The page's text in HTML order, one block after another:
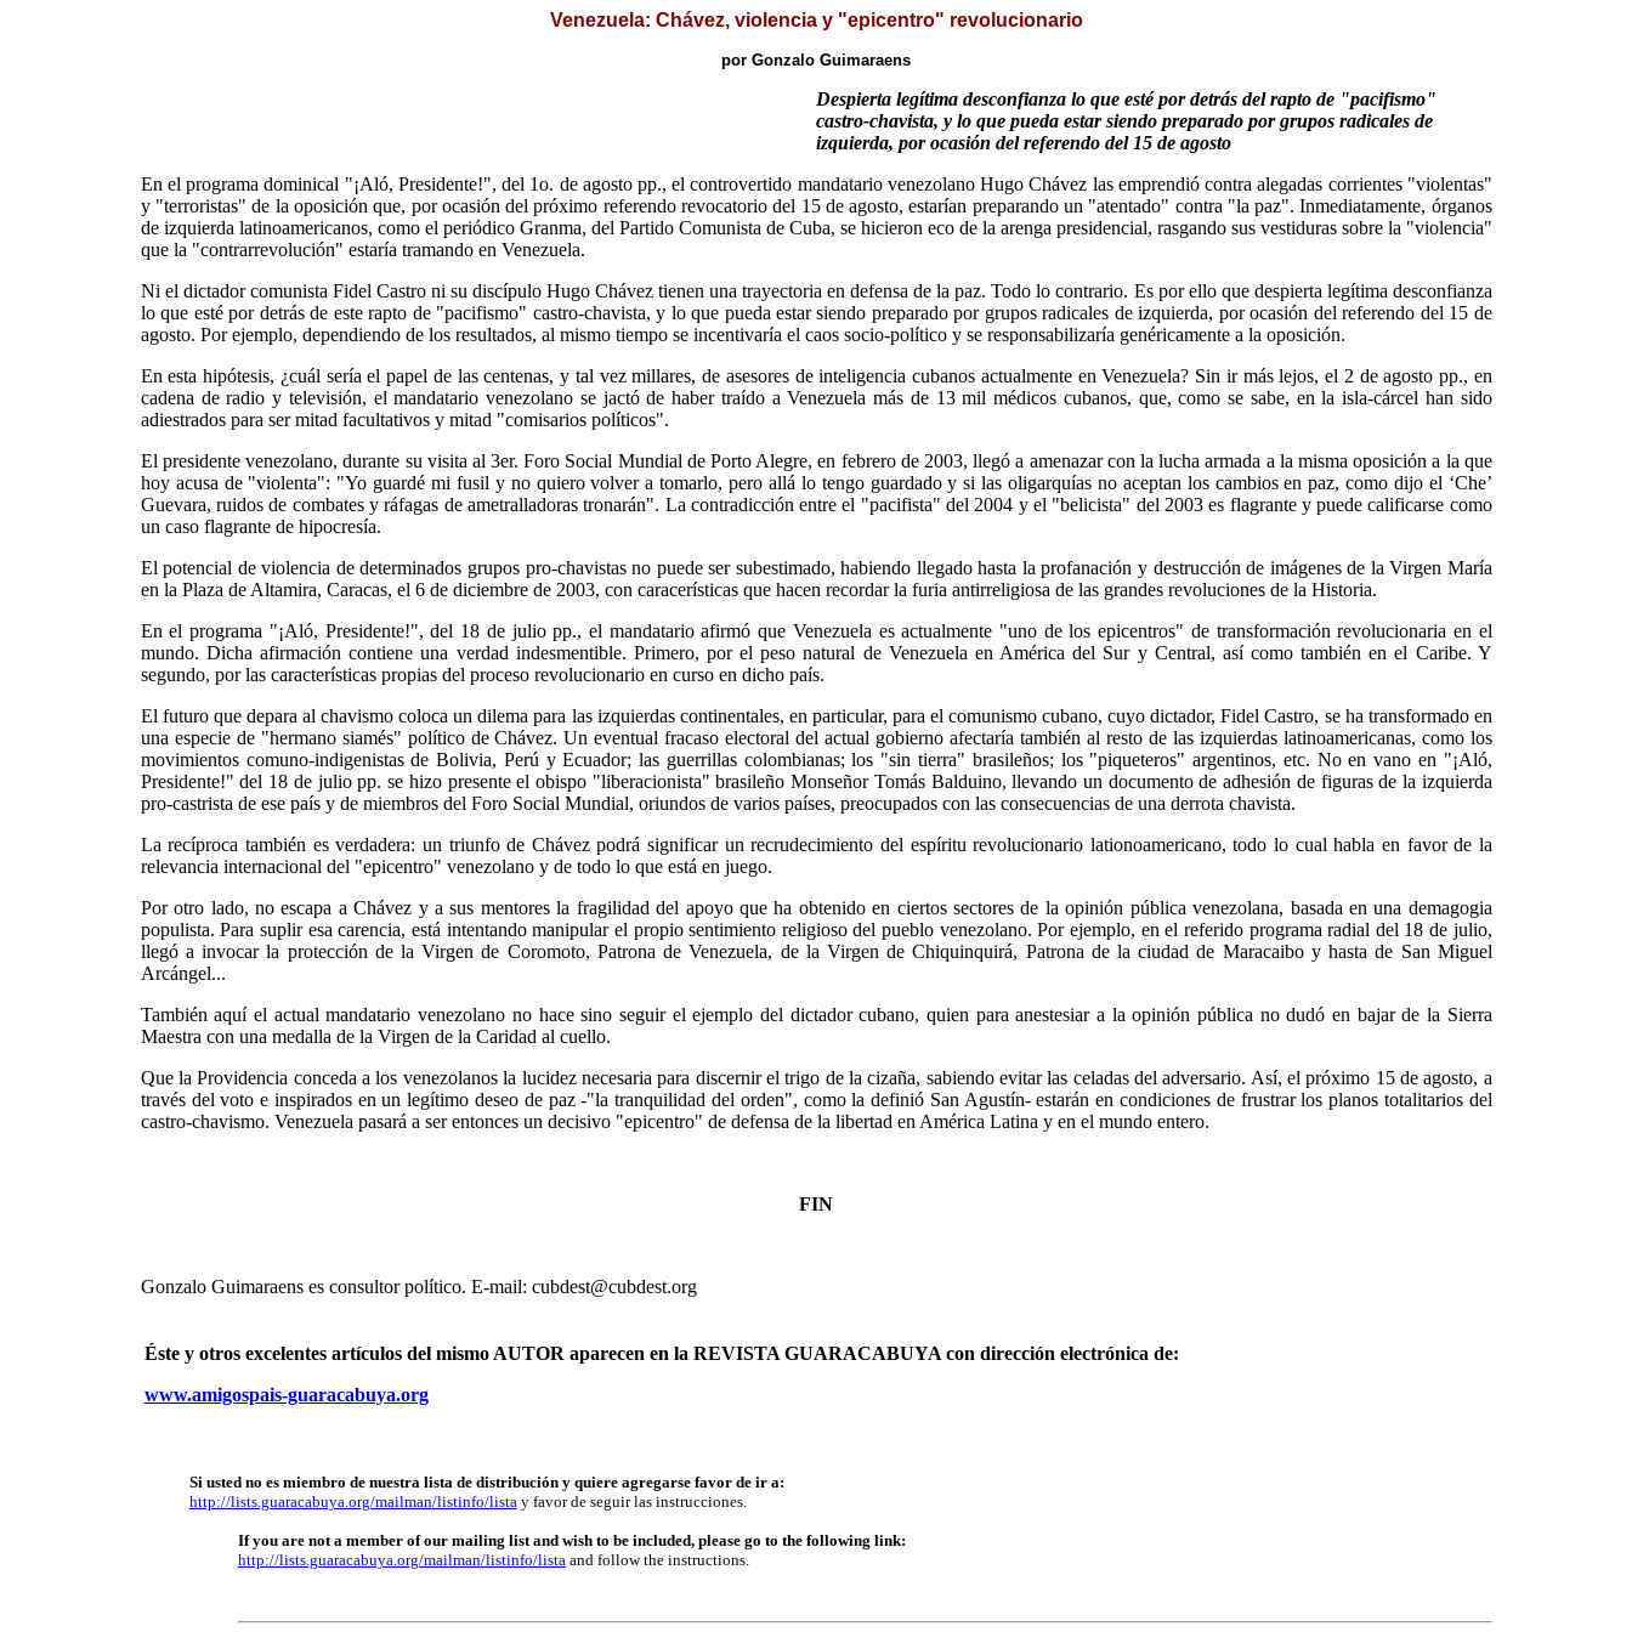
Venezuela: Chávez, violencia y "epicentro" revolucionario
por Gonzalo Guimaraens
Despierta legítima desconfianza lo que esté por detrás del rapto de "pacifismo"
castro-chavista, y lo que pueda estar siendo preparado por grupos radicales de
izquierda, por ocasión del referendo del 15 de agosto
En el programa dominical "¡Aló, Presidente!", del 1o. de agosto pp., el controvertido mandatario venezolano Hugo Chávez las emprendió contra alegadas corrientes "violentas"
y "terroristas" de la oposición que, por ocasión del próximo referendo revocatorio del 15 de agosto, estarían preparando un "atentado" contra "la paz". Inmediatamente, órganos
de izquierda latinoamericanos, como el periódico Granma, del Partido Comunista de Cuba, se hicieron eco de la arenga presidencial, rasgando sus vestiduras sobre la "violencia"
que la "contrarrevolución" estaría tramando en Venezuela.
Ni el dictador comunista Fidel Castro ni su discípulo Hugo Chávez tienen una trayectoria en defensa de la paz. Todo lo contrario. Es por ello que despierta legítima desconfianza
lo que esté por detrás de este rapto de "pacifismo" castro-chavista, y lo que pueda estar siendo preparado por grupos radicales de izquierda, por ocasión del referendo del 15 de
agosto. Por ejemplo, dependiendo de los resultados, al mismo tiempo se incentivaría el caos socio-político y se responsabilizaría genéricamente a la oposición.
En esta hipótesis, ¿cuál sería el papel de las centenas, y tal vez millares, de asesores de inteligencia cubanos actualmente en Venezuela? Sin ir más lejos, el 2 de agosto pp., en
cadena de radio y televisión, el mandatario venezolano se jactó de haber traído a Venezuela más de 13 mil médicos cubanos, que, como se sabe, en la isla-cárcel han sido
adiestrados para ser mitad facultativos y mitad "comisarios políticos".
El presidente venezolano, durante su visita al 3er. Foro Social Mundial de Porto Alegre, en febrero de 2003, llegó a amenazar con la lucha armada a la misma oposición a la que
hoy acusa de "violenta": "Yo guardé mi fusil y no quiero volver a tomarlo, pero allá lo tengo guardado y si las oligarquías no aceptan los cambios en paz, como dijo el ‘Che’
Guevara, ruidos de combates y ráfagas de ametralladoras tronarán". La contradicción entre el "pacifista" del 2004 y el "belicista" del 2003 es flagrante y puede calificarse como
un caso flagrante de hipocresía.
El potencial de violencia de determinados grupos pro-chavistas no puede ser subestimado, habiendo llegado hasta la profanación y destrucción de imágenes de la Virgen María
en la Plaza de Altamira, Caracas, el 6 de diciembre de 2003, con caracerísticas que hacen recordar la furia antirreligiosa de las grandes revoluciones de la Historia.
En el programa "¡Aló, Presidente!", del 18 de julio pp., el mandatario afirmó que Venezuela es actualmente "uno de los epicentros" de transformación revolucionaria en el
mundo. Dicha afirmación contiene una verdad indesmentible. Primero, por el peso natural de Venezuela en América del Sur y Central, así como también en el Caribe. Y
segundo, por las características propias del proceso revolucionario en curso en dicho país.
El futuro que depara al chavismo coloca un dilema para las izquierdas continentales, en particular, para el comunismo cubano, cuyo dictador, Fidel Castro, se ha transformado en
una especie de "hermano siamés" político de Chávez. Un eventual fracaso electoral del actual gobierno afectaría también al resto de las izquierdas latinoamericanas, como los
movimientos comuno-indigenistas de Bolivia, Perú y Ecuador; las guerrillas colombianas; los "sin tierra" brasileños; los "piqueteros" argentinos, etc. No en vano en "¡Aló,
Presidente!" del 18 de julio pp. se hizo presente el obispo "liberacionista" brasileño Monseñor Tomás Balduino, llevando un documento de adhesión de figuras de la izquierda
pro-castrista de ese país y de miembros del Foro Social Mundial, oriundos de varios países, preocupados con las consecuencias de una derrota chavista.
La recíproca también es verdadera: un triunfo de Chávez podrá significar un recrudecimiento del espíritu revolucionario lationoamericano, todo lo cual habla en favor de la
relevancia internacional del "epicentro" venezolano y de todo lo que está en juego.
Por otro lado, no escapa a Chávez y a sus mentores la fragilidad del apoyo que ha obtenido en ciertos sectores de la opinión pública venezolana, basada en una demagogia
populista. Para suplir esa carencia, está intentando manipular el propio sentimiento religioso del pueblo venezolano. Por ejemplo, en el referido programa radial del 18 de julio,
llegó a invocar la protección de la Virgen de Coromoto, Patrona de Venezuela, de la Virgen de Chiquinquirá, Patrona de la ciudad de Maracaibo y hasta de San Miguel
Arcángel...
También aquí el actual mandatario venezolano no hace sino seguir el ejemplo del dictador cubano, quien para anestesiar a la opinión pública no dudó en bajar de la Sierra
Maestra con una medalla de la Virgen de la Caridad al cuello.
Que la Providencia conceda a los venezolanos la lucidez necesaria para discernir el trigo de la cizaña, sabiendo evitar las celadas del adversario. Así, el próximo 15 de agosto, a
través del voto e inspirados en un legítimo deseo de paz -"la tranquilidad del orden", como la definió San Agustín- estarán en condiciones de frustrar los planos totalitarios del
castro-chavismo. Venezuela pasará a ser entonces un decisivo "epicentro" de defensa de la libertad en América Latina y en el mundo entero.
FIN
Gonzalo Guimaraens es consultor político. E-mail: cubdest@cubdest.org
Éste y otros excelentes artículos del mismo AUTOR aparecen en la REVISTA GUARACABUYA con dirección electrónica de:
www.amigospais-guaracabuya.org
Si usted no es miembro de nuestra lista de distribución y quiere agregarse favor de ir a:
http://lists.guaracabuya.org/mailman/listinfo/listay favor de seguir las instrucciones.
If you are not a member of our mailing list and wish to be included, please go to the following link:
http://lists.guaracabuya.org/mailman/listinfo/listaand follow the instructions.